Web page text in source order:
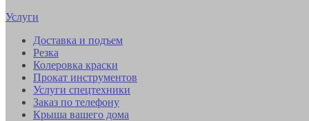
Услуги
Доставка и подъем
Резка
Колеровка краски
Прокат инструментов
Услуги спецтехники
Заказ по телефону
Крыша вашего дома